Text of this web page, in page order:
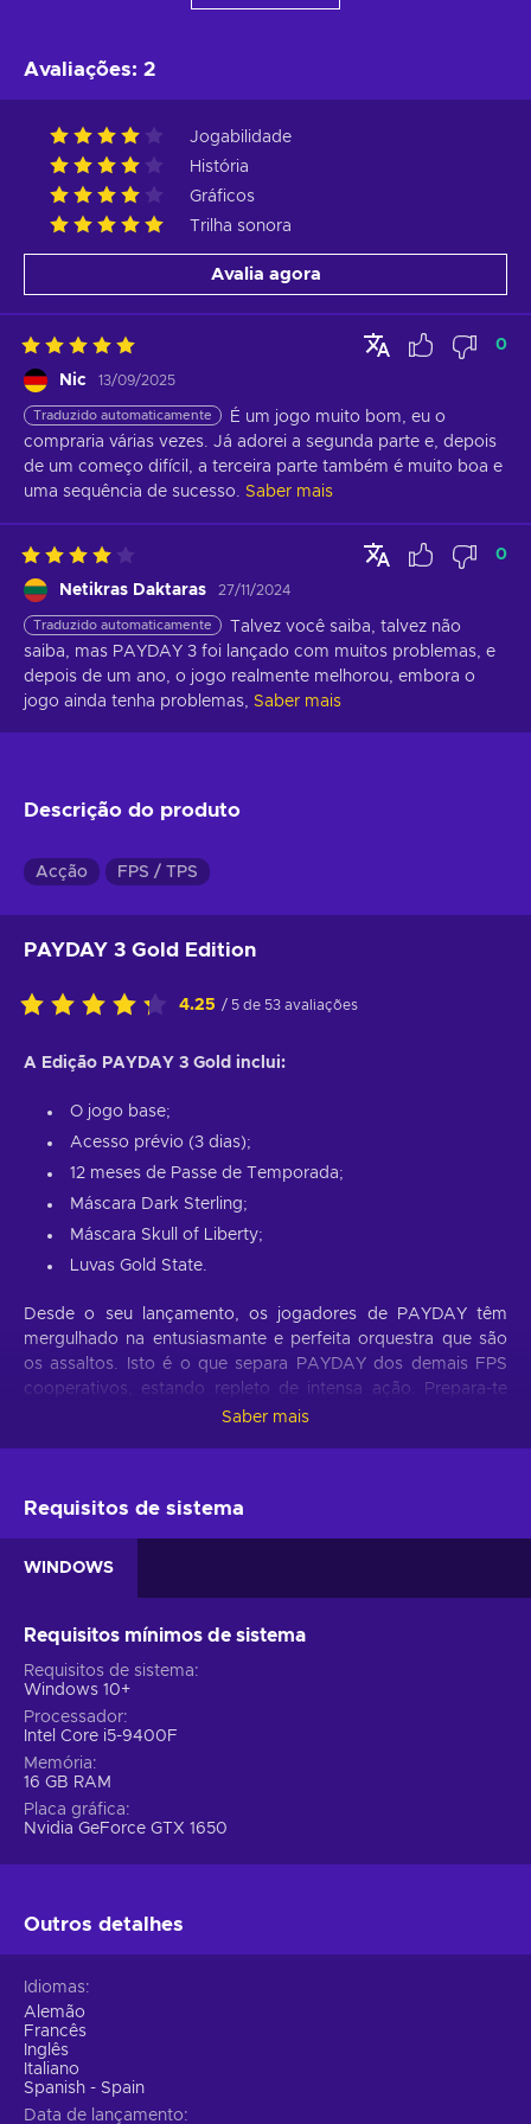
Avaliações: 2
Jogabilidade
História
Gráficos
Trilha sonora
Avalia agora
Nic 13/09/2025
0
Traduzido automaticamente
É um jogo muito bom, eu o
compraria várias vezes. Já adorei a segunda parte e, depois
de um começo difícil, a terceira parte também é muito boa e
uma sequência de sucesso.
Saber mais
Netikras Daktaras 27/11/2024
0
Traduzido automaticamente
Talvez você saiba, talvez não
saiba, mas PAYDAY 3 foi lançado com muitos problemas, e
depois de um ano, o jogo realmente melhorou, embora o
jogo ainda tenha problemas, Saber mais
Descrição do produto
Acção FPS / TPS
PAYDAY 3 Gold Edition
4.25 / 5 de 53 avaliações
A Edição PAYDAY 3 Gold inclui:
O jogo base;
Acesso prévio (3 dias);
12 meses de Passe de Temporada;
Máscara Dark Sterling;
Máscara Skull of Liberty;
Luvas Gold State.
Desde o seu lançamento, os jogadores de PAYDAY têm
mergulhado na entusiasmante e perfeita orquestra que são
os assaltos. Isto é o que separa PAYDAY dos demais FPS
cooperativos, estando repleto de intensa ação. Prepara-te
para deixar de parte a tua reforma e mergulhar de novo na
em Washington D.C., ter chegado ao fim, a equipa reúne-se
anos mais tarde em Nova Iorque para enfrentar uma nova
ameaça, que os força a sair da reforma. Reúne de novo o
Funcionalidades de jogo de PAYDAY 3
entusiasmantes funcionalidades de jogo como:
A Lendária Payday Crew.
Payday Crew à medida que esta sai da sa reforma para
enfrentar uma nova ameaça. Testemunha o seu regresso
para trás e se afirma em Nova Iorque. Encontra novos
desafios e aproveita novas oportunidades para assaltos
bem sucedidos;
Ganância e Recompensas.
colhe diversos tesouros, incluindo ouro, dinheiro, jóias,
armas, cosméticos e elogios. Constrói uma extensa
coleção ao planear cuidadosamente e ao executar
assaltos com enorme precisão;
Saber mais
Requisitos de sistema
WINDOWS
Requisitos mínimos de sistema
Requisitos de sistema
Windows 10+
Processador
Intel Core i5-9400F
Memória
16 GB RAM
Placa gráfica
Nvidia GeForce GTX 1650
Outros detalhes
Idiomas
Alemão
Francês
Inglês
Italiano
Spanish - Spain
Data de lançamento